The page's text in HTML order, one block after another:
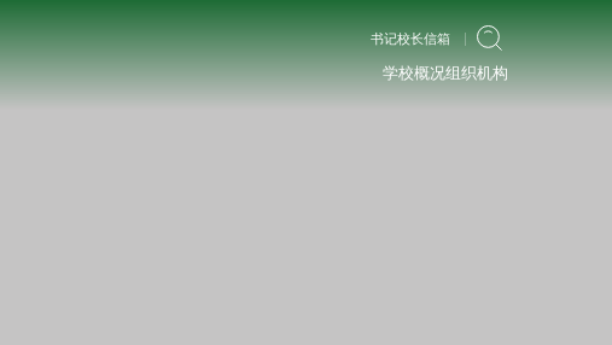
书记校长信箱
学校概况组织机构